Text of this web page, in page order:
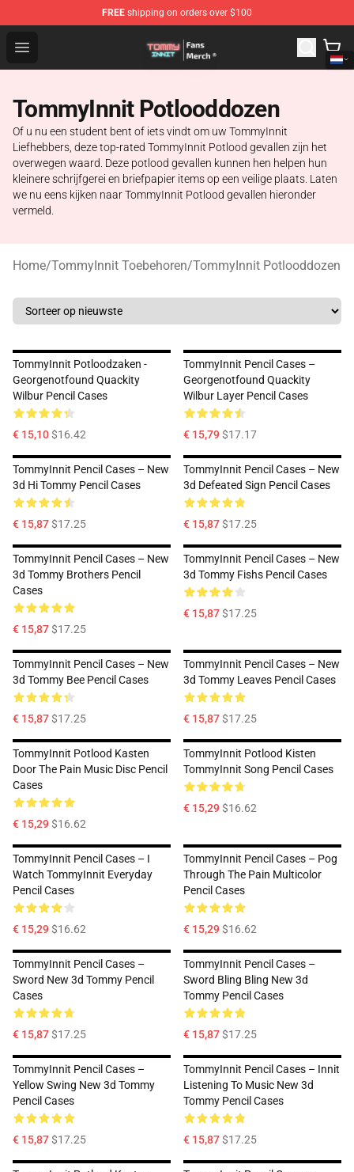
FREE shipping on orders over $100
Open menu
TommyInnit Store - Official TommyInnit Merchandise
TommyInnit Potlooddozen
Of u nu een student bent of iets vindt om uw TommyInnit
Liefhebbers, deze top-rated TommyInnit Potlood gevallen zijn het
overwegen waard. Deze potlood gevallen kunnen hen helpen hun
kleinere schrijfgerei en briefpapier items op een veilige plaats. Laten
we nu eens kijken naar TommyInnit Potlood gevallen hieronder
vermeld.
Home/TommyInnit Toebehoren/TommyInnit Potlooddozen
TommyInnit Potloodzaken -
Georgenotfound Quackity
Wilbur Pencil Cases
€ 15,10$16.42
TommyInnit Pencil Cases –
Georgenotfound Quackity
Wilbur Layer Pencil Cases
€ 15,79$17.17
TommyInnit Pencil Cases – New
3d Hi Tommy Pencil Cases
€ 15,87$17.25
TommyInnit Pencil Cases – New
3d Defeated Sign Pencil Cases
€ 15,87$17.25
TommyInnit Pencil Cases – New
3d Tommy Brothers Pencil
Cases
€ 15,87$17.25
TommyInnit Pencil Cases – New
3d Tommy Fishs Pencil Cases
€ 15,87$17.25
TommyInnit Pencil Cases – New
3d Tommy Bee Pencil Cases
€ 15,87$17.25
TommyInnit Pencil Cases – New
3d Tommy Leaves Pencil Cases
€ 15,87$17.25
TommyInnit Potlood Kasten
Door The Pain Music Disc Pencil
Cases
€ 15,29$16.62
TommyInnit Potlood Kisten
TommyInnit Song Pencil Cases
€ 15,29$16.62
TommyInnit Pencil Cases – I
Watch TommyInnit Everyday
Pencil Cases
€ 15,29$16.62
TommyInnit Pencil Cases – Pog
Through The Pain Multicolor
Pencil Cases
€ 15,29$16.62
TommyInnit Pencil Cases –
Sword New 3d Tommy Pencil
Cases
€ 15,87$17.25
TommyInnit Pencil Cases –
Sword Bling Bling New 3d
Tommy Pencil Cases
€ 15,87$17.25
TommyInnit Pencil Cases –
Yellow Swing New 3d Tommy
Pencil Cases
€ 15,87$17.25
TommyInnit Pencil Cases – Innit
Listening To Music New 3d
Tommy Pencil Cases
€ 15,87$17.25